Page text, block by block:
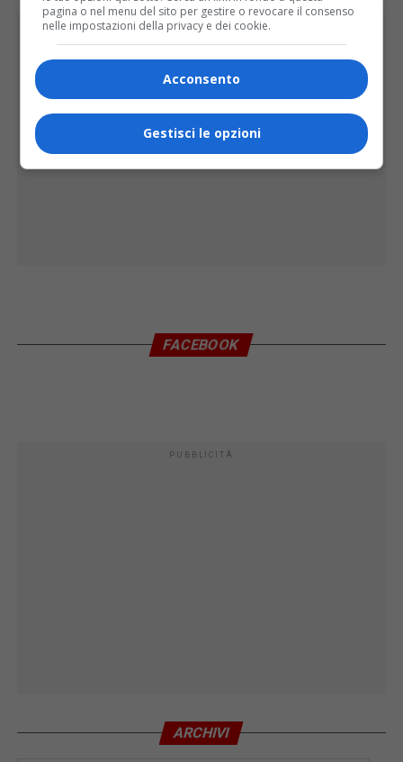
PUBBLICITÀ
FACEBOOK
PUBBLICITÀ
ARCHIVI
pagina o nel menu del sito per gestire o revocare il consenso
nelle impostazioni della privacy e dei cookie.
Acconsento
Gestisci le opzioni